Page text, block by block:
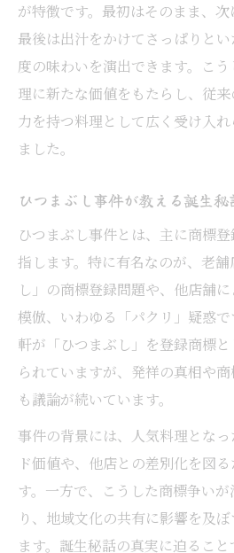
が特徴です。最初はそのまま、次
最後は出汁をかけてさっぱりと
度の味わいを演出できます。こ
理に新たな価値をもたらし、従
力を持つ料理として広く受け入
ました。
ひつまぶし事件が教える誕生秘
ひつまぶし事件とは、主に商標
指します。特に有名なのが、老
し」の商標登録問題や、他店舗
模倣、いわゆる「パクリ」疑惑
軒が「ひつまぶし」を登録商標
られていますが、発祥の真相や
も議論が続いています。
事件の背景には、人気料理とな
ド価値や、他店との差別化を図
す。一方で、こうした商標争い
り、地域文化の共有に影響を及
ます。誕生秘話の真実に迫るこ